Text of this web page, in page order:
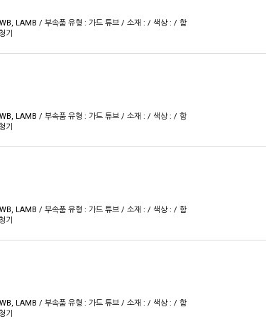
LAMB / 부속품 유형 : 가드 튜브 / 소재 : / 색상 : / 함
기
LAMB / 부속품 유형 : 가드 튜브 / 소재 : / 색상 : / 함
기
LAMB / 부속품 유형 : 가드 튜브 / 소재 : / 색상 : / 함
기
LAMB / 부속품 유형 : 가드 튜브 / 소재 : / 색상 : / 함
기